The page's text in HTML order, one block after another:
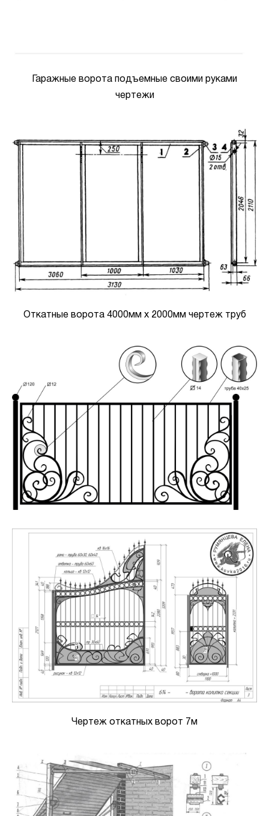
Гаражные ворота подъемные своими руками
чертежи
Откатные ворота 4000мм x 2000мм чертеж труб
Чертеж откатных ворот 7м